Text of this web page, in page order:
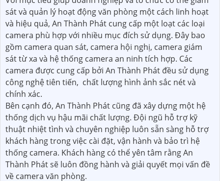
sát và quản lý hoạt động văn phòng một cách linh hoạt
và hiệu quả, An Thành Phát cung cấp một loạt các loại
camera phù hợp với nhiều mục đích sử dụng. Đây bao
gồm camera quan sát, camera hội nghị, camera giám
sát từ xa và hệ thống camera an ninh tích hợp. Các
camera được cung cấp bởi An Thành Phát đều sử dụng
công nghệ tiên tiến, chất lượng hình ảnh sắc nét và
chính xác.
Bên cạnh đó, An Thành Phát cũng đã xây dựng một hệ
thống dịch vụ hậu mãi chất lượng. Đội ngũ hỗ trợ kỹ
thuật nhiệt tình và chuyên nghiệp luôn sẵn sàng hỗ trợ
khách hàng trong việc cài đặt, vận hành và bảo trì hệ
thống camera. Khách hàng có thể yên tâm rằng An
Thành Phát sẽ luôn đồng hành và giải quyết mọi vấn đề
về camera văn phòng.